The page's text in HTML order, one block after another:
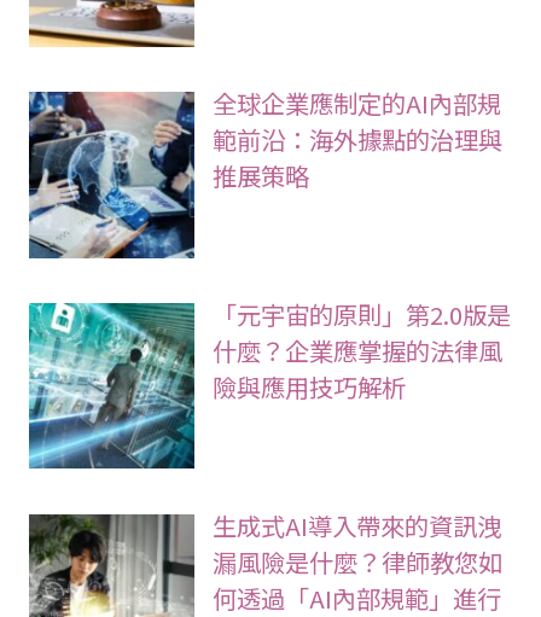
全球企業應制定的AI內部規
範前沿：海外據點的治理與
推展策略
「元宇宙的原則」第2.0版是
什麼？企業應掌握的法律風
險與應用技巧解析
生成式AI導入帶來的資訊洩
漏風險是什麼？律師教您如
何透過「AI內部規範」進行